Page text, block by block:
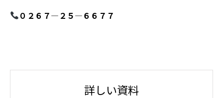
０２６７―２５―６６７７
詳しい資料